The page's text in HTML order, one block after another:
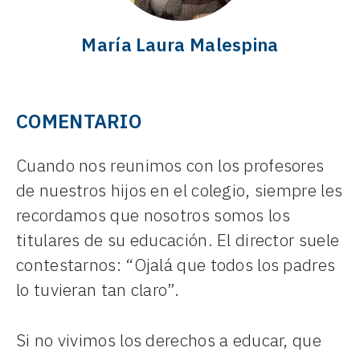
María Laura Malespina
COMENTARIO
Cuando nos reunimos con los profesores
de nuestros hijos en el colegio, siempre les
recordamos que nosotros somos los
titulares de su educación. El director suele
contestarnos: “Ojalá que todos los padres
lo tuvieran tan claro”.
Si no vivimos los derechos a educar, que